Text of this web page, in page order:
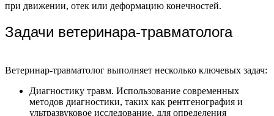
при движении, отек или деформацию конечностей.
Задачи ветеринара-травматолога
Ветеринар-травматолог выполняет несколько ключевых задач:
Диагностику травм. Использование современных
методов диагностики, таких как рентгенография и
ультразвуковое исследование, для определения